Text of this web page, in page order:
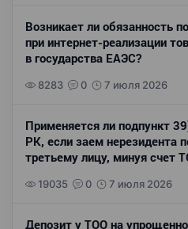
Возникает ли обязанность
при интернет-реализации
в государства ЕАЭС?
8283 0 7 июля 2026
Применяется ли подпункт
РК, если заем нерезидента
третьему лицу, минуя счет
19035 0 7 июля 2026
Депозит у ТОО на